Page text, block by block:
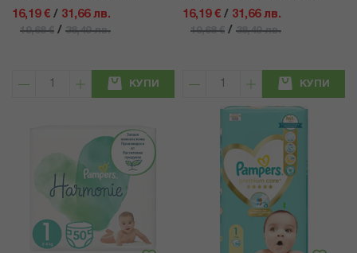
16,19 € / 31,66 лв.
19,68 € / 38,49 лв.
КУПИ
16,19 € / 31,66 лв.
19,68 € / 38,49 лв.
КУПИ